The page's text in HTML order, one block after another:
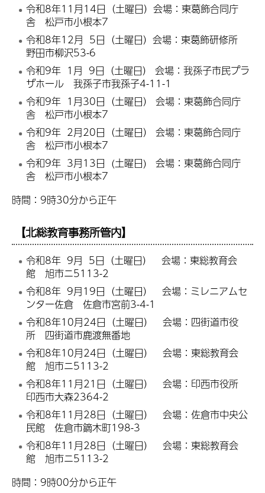
令和8年11月14日（土曜日）会場：東葛飾合同庁
舎 松戸市小根本7
令和8年12月 5日（土曜日）会場：東葛飾研修所
野田市柳沢53-6
令和9年 1月 9日（土曜日） 会場：我孫子市民プラ
ザホール 我孫子市我孫子4-11-1
令和9年 1月30日（土曜日） 会場：東葛飾合同庁
舎 松戸市小根本7
令和9年 2月20日（土曜日） 会場：東葛飾合同庁
舎 松戸市小根本7
令和9年 3月13日 (土曜日) 会場：東葛飾合同庁
舎 松戸市小根本7
時間：9時30分から正午
【北総教育事務所管内】
令和8年 9月 5日（土曜日） 会場：東総教育会
館 旭市ニ5113-2
令和8年 9月19日（土曜日） 会場：ミレニアムセ
ンター佐倉 佐倉市宮前3-4-1
令和8年10月24日（土曜日） 会場：四街道市役
所 四街道市鹿渡無番地
令和8年10月24日（土曜日） 会場：東総教育会
館 旭市ニ5113-2
令和8年11月21日（土曜日） 会場：印西市役所
印西市大森2364-2
令和8年11月28日（土曜日） 会場：佐倉市中央公
民館 佐倉市鏑木町198-3
令和8年11月28日（土曜日） 会場：東総教育会
館 旭市ニ5113-2
時間：9時00分から正午